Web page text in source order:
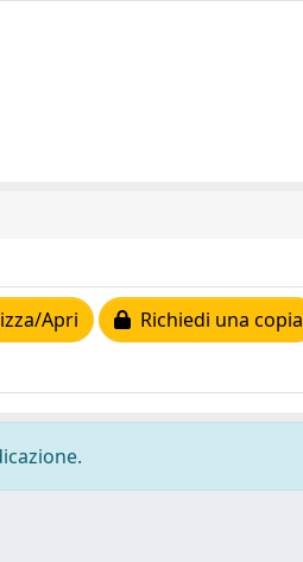
Apri Richiedi una copia